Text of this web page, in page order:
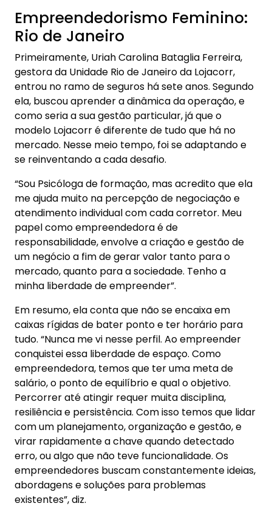
Empreendedorismo Feminino:
Rio de Janeiro
Primeiramente, Uriah Carolina Bataglia Ferreira,
gestora da Unidade Rio de Janeiro da Lojacorr,
entrou no ramo de seguros há sete anos. Segundo
ela, buscou aprender a dinâmica da operação, e
como seria a sua gestão particular, já que o
modelo Lojacorr é diferente de tudo que há no
mercado. Nesse meio tempo, foi se adaptando e
se reinventando a cada desafio.
“Sou Psicóloga de formação, mas acredito que ela
me ajuda muito na percepção de negociação e
atendimento individual com cada corretor. Meu
papel como empreendedora é de
responsabilidade, envolve a criação e gestão de
um negócio a fim de gerar valor tanto para o
mercado, quanto para a sociedade. Tenho a
minha liberdade de empreender”.
Em resumo, ela conta que não se encaixa em
caixas rígidas de bater ponto e ter horário para
tudo. “Nunca me vi nesse perfil. Ao empreender
conquistei essa liberdade de espaço. Como
empreendedora, temos que ter uma meta de
salário, o ponto de equilíbrio e qual o objetivo.
Percorrer até atingir requer muita disciplina,
resiliência e persistência. Com isso temos que lidar
com um planejamento, organização e gestão, e
virar rapidamente a chave quando detectado
erro, ou algo que não teve funcionalidade. Os
empreendedores buscam constantemente ideias,
abordagens e soluções para problemas
existentes”, diz.